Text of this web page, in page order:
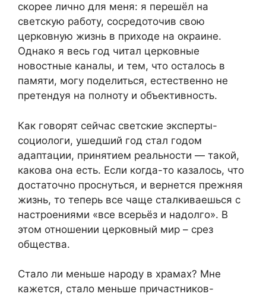
скорее лично для меня: я перешёл на
светскую работу, сосредоточив свою
церковную жизнь в приходе на окраине.
Однако я весь год читал церковные
новостные каналы, и тем, что осталось в
памяти, могу поделиться, естественно не
претендуя на полноту и объективность.
Как говорят сейчас светские эксперты-
социологи, ушедший год стал годом
адаптации, принятием реальности — такой,
какова она есть. Если когда-то казалось, что
достаточно проснуться, и вернется прежняя
жизнь, то теперь все чаще сталкиваешься с
настроениями «все всерьёз и надолго». В
этом отношении церковный мир – срез
общества.
Стало ли меньше народу в храмах? Мне
кажется, стало меньше причастников-